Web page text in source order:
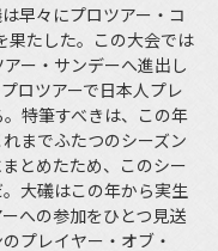
早々にプロツアー・コ
果たした。この大会では
ー・サンデーへ進出し
ロツアーで日本人プレ
特筆すべきは、この年
までふたつのシーズン
とめたため、このシー
大礒はこの年から実生
への参加をひとつ見送
プレイヤー・オブ・